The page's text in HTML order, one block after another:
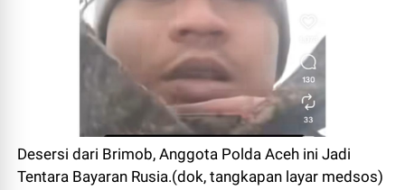
Desersi dari Brimob, Anggota Polda Aceh ini Jadi
Tentara Bayaran Rusia.(dok, tangkapan layar medsos)